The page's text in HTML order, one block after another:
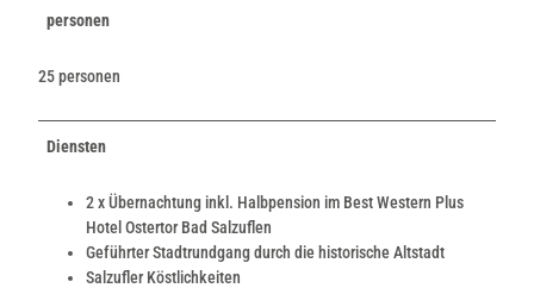
personen
25 personen
Diensten
2 x Übernachtung inkl. Halbpension im Best Western Plus
Hotel Ostertor Bad Salzuflen
Geführter Stadtrundgang durch die historische Altstadt
Salzufler Köstlichkeiten